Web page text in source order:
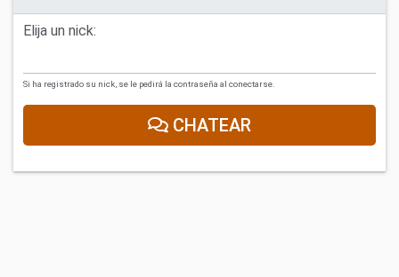
Elija un nick:
Si ha registrado su nick, se le pedirá la contraseña al conectarse.
CHATEAR